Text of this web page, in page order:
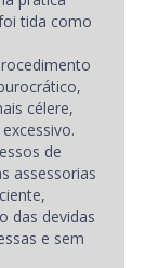
tida como
célere,
de
assessorias
das devidas
e sem